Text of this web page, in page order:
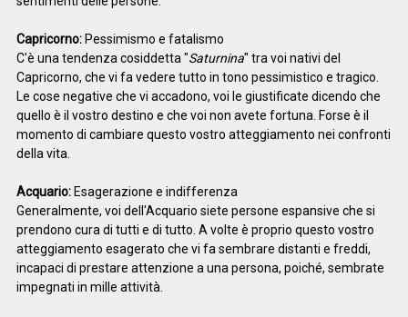
Capricorno:Pessimismo e fatalismo
C'è una tendenza cosiddetta "Saturnina" tra voi nativi del
Capricorno, che vi fa vedere tutto in tono pessimistico e tragico.
Le cose negative che vi accadono, voi le giustificate dicendo che
quello è il vostro destino e che voi non avete fortuna. Forse è il
momento di cambiare questo vostro atteggiamento nei confronti
della vita.
Acquario:Esagerazione e indifferenza
Generalmente, voi dell'Acquario siete persone espansive che si
prendono cura di tutti e di tutto. A volte è proprio questo vostro
atteggiamento esagerato che vi fa sembrare distanti e freddi,
incapaci di prestare attenzione a una persona, poiché, sembrate
impegnati in mille attività.